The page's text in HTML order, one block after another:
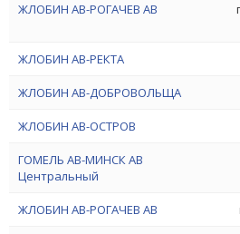
ЖЛОБИН АВ-РОГАЧЕВ АВ
ЖЛОБИН АВ-РЕКТА
ЖЛОБИН АВ-ДОБРОВОЛЬЩА
ЖЛОБИН АВ-ОСТРОВ
ГОМЕЛЬ АВ-МИНСК АВ
Центральный
ЖЛОБИН АВ-РОГАЧЕВ АВ